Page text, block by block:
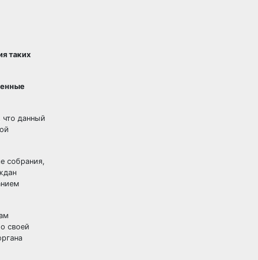
таких
данный
собрания,
своей